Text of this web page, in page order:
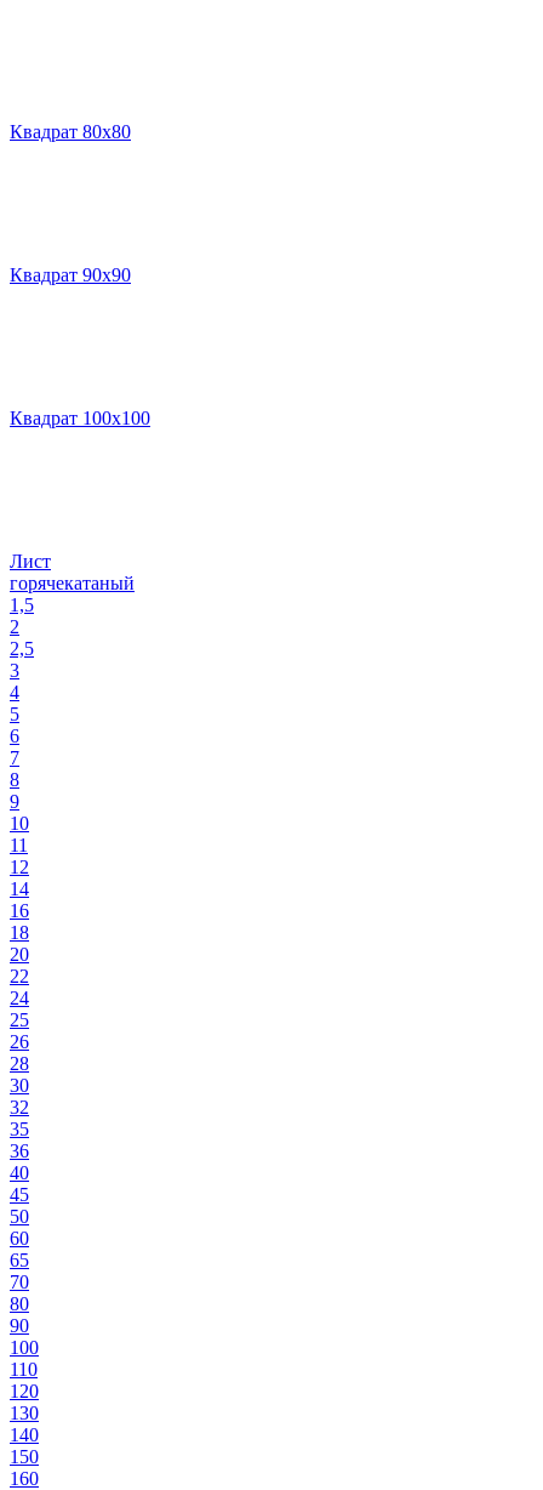
Квадрат 80х80
Квадрат 90х90
Квадрат 100х100
Лист
горячекатаный
1,5
2
2,5
3
4
5
6
7
8
9
10
11
12
14
16
18
20
22
24
25
26
28
30
32
35
36
40
45
50
60
65
70
80
90
100
110
120
130
140
150
160